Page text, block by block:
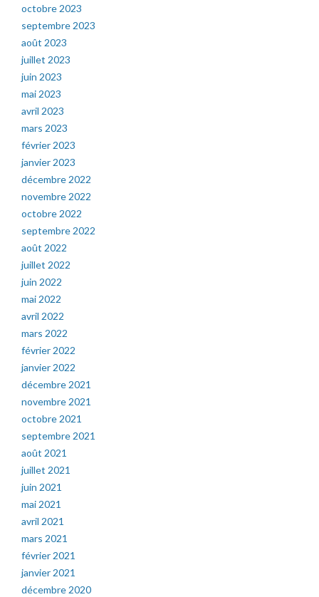
octobre 2023
septembre 2023
août 2023
juillet 2023
juin 2023
mai 2023
avril 2023
mars 2023
février 2023
janvier 2023
décembre 2022
novembre 2022
octobre 2022
septembre 2022
août 2022
juillet 2022
juin 2022
mai 2022
avril 2022
mars 2022
février 2022
janvier 2022
décembre 2021
novembre 2021
octobre 2021
septembre 2021
août 2021
juillet 2021
juin 2021
mai 2021
avril 2021
mars 2021
février 2021
janvier 2021
décembre 2020